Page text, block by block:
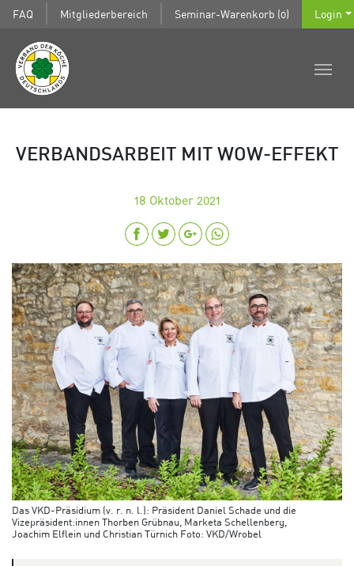
FAQ Mitgliederbereich Seminar-Warenkorb (0) Login
VERBANDSARBEIT MIT WOW-EFFEKT
18 Oktober 2021
Das VKD-Präsidium (v. r. n. l.): Präsident Daniel Schade und die
Vizepräsident:innen Thorben Grübnau, Marketa Schellenberg,
Joachim Elflein und Christian Türnich Foto: VKD/Wrobel